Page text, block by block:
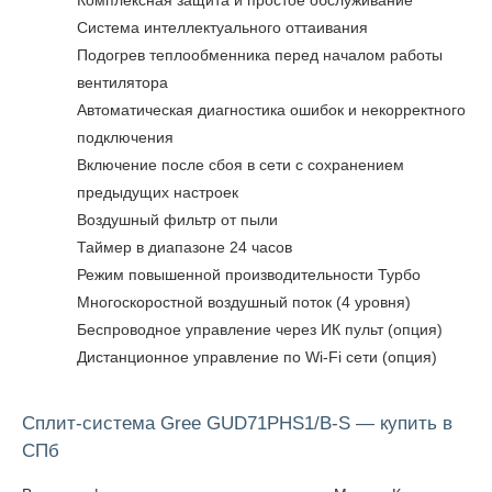
Система интеллектуального оттаивания
Подогрев теплообменника перед началом работы
вентилятора
Автоматическая диагностика ошибок и некорректного
подключения
Включение после сбоя в сети с сохранением
предыдущих настроек
Воздушный фильтр от пыли
Таймер в диапазоне 24 часов
Режим повышенной производительности Турбо
Многоскоростной воздушный поток (4 уровня)
Беспроводное управление через ИК пульт (опция)
Дистанционное управление по Wi-Fi сети (опция)
Сплит-система Gree GUD71PHS1/B-S — купить в
СПб